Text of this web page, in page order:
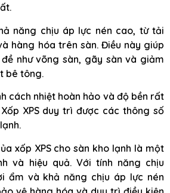
năng chịu áp lực nén cao, từ tải
hàng hóa trên sàn. Điều này giúp
như võng sàn, gãy sàn và giảm
bê tông.
cách nhiệt hoàn hảo và độ bền rất
XPS duy trì được các thông số
xốp XPS cho sàn kho lạnh là một
và hiệu quả. Với tính năng chịu
ẩm và khả năng chịu áp lực nén